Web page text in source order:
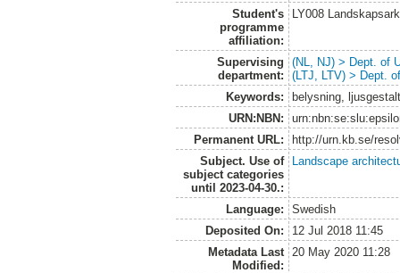
Student's
programme
affiliation:
LY008
Supervising
department:
(NL, NJ) > Dept. of
(LTJ, LTV) > Dept.
Keywords:
belysning,
URN:NBN:
Permanent URL:
http://urn.kb.se/
Subject. Use of
subject categories
until 2023-04-30.:
Landscape
Language:
Swedish
Deposited On:
12 Jul 2018 11:45
Metadata Last
Modified:
20 May 2020 11:28